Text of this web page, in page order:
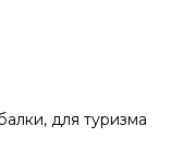
для туризма